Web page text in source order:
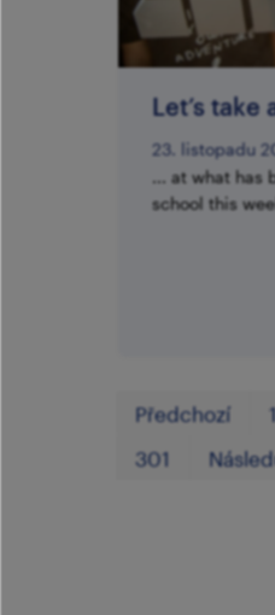
Let’s take
23. listopadu
... at what has
school this
Předchozí 1
301